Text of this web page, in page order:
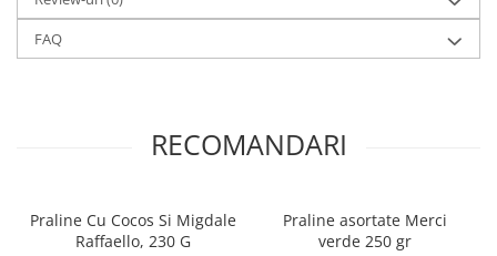
FAQ
RECOMANDARI
Praline Cu Cocos Si Migdale
Raffaello, 230 G
Praline asortate Merci
verde 250 gr